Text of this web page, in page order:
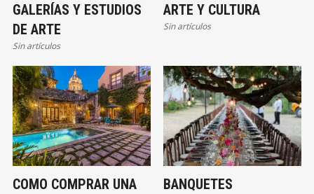
GALERÍAS Y ESTUDIOS
DE ARTE
Sin artículos
ARTE Y CULTURA
Sin artículos
COMO COMPRAR UNA
BANQUETES